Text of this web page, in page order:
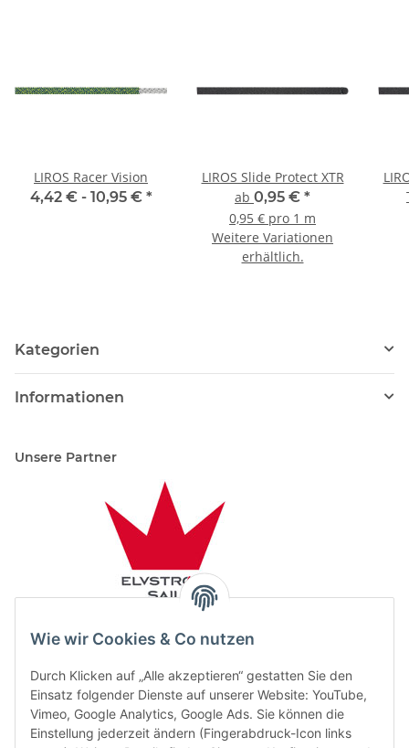
Wie wir Cookies & Co nutzen
Durch Klicken auf „Alle akzeptieren“ gestatten Sie den
Einsatz folgender Dienste auf unserer Website: YouTube,
Vimeo, Google Analytics, Google Ads. Sie können die
Einstellung jederzeit ändern (Fingerabdruck-Icon links
LIROS Racer Vision
4,42 € - 10,95 € *
LIROS Slide Protect XTR
ab 0,95 € *
0,95 € pro 1 m
Weitere Variationen
erhältlich.
Kategorien
Informationen
Unsere Partner